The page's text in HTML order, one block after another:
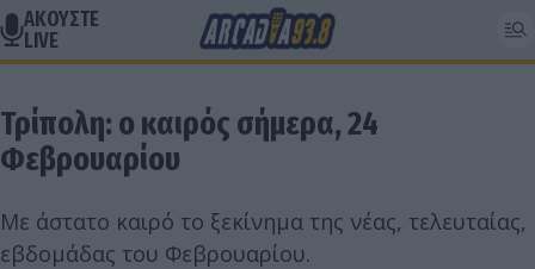
ΑΚΟΥΣΤΕ
LIVE
Τρίπολη: ο καιρός σήμερα, 24
Φεβρουαρίου
Με άστατο καιρό το ξεκίνημα της νέας, τελευταίας,
εβδομάδας του Φεβρουαρίου.